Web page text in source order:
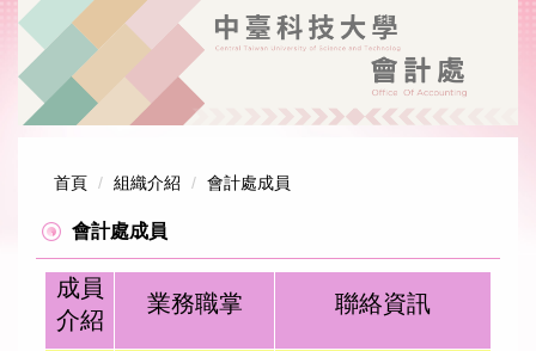
跳
主
要
內
首頁 組織介紹 會計處成員
會計處成員
成員
介紹
業務職掌 聯絡資訊